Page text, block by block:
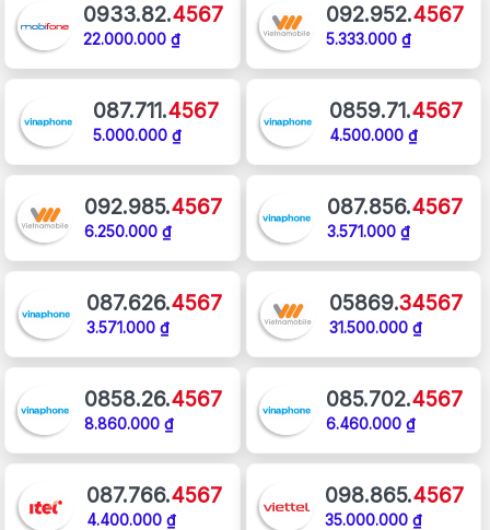
0933.82.4567
22.000.000 ₫
092.952.4567
5.333.000 ₫
087.711.4567
5.000.000 ₫
0859.71.4567
4.500.000 ₫
092.985.4567
6.250.000 ₫
087.856.4567
3.571.000 ₫
087.626.4567
3.571.000 ₫
05869.34567
31.500.000 ₫
0858.26.4567
8.860.000 ₫
085.702.4567
6.460.000 ₫
087.766.4567
4.400.000 ₫
098.865.4567
35.000.000 ₫